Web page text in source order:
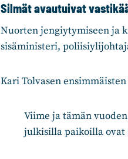
Silmät avautuivat
Nuorten jengiytymiseen ja
sisäministeri,
Kari Tolvasen
Viime ja tämän
julkisilla paikoilla ovat